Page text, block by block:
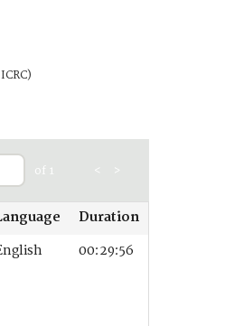
of 1 < >
Duration
00:29:56